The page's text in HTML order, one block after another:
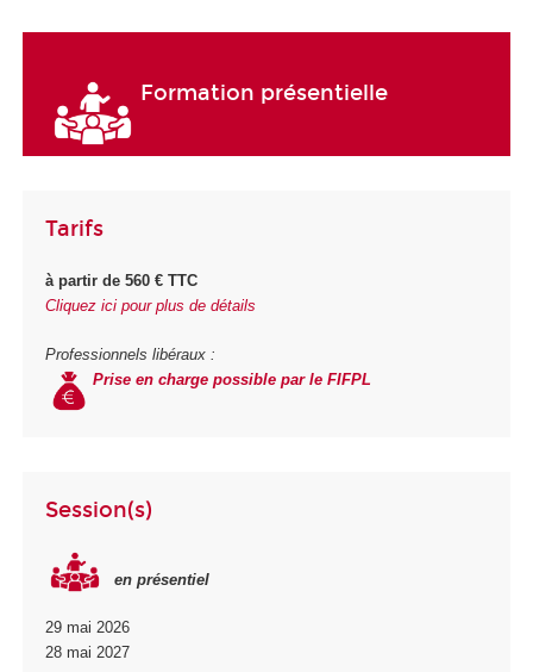
Formation présentielle
Tarifs
à partir de 560 € TTC
Cliquez ici pour plus de détails
Professionnels libéraux :
Prise en charge possible par le FIFPL
Session(s)
en présentiel
29 mai 2026
28 mai 2027